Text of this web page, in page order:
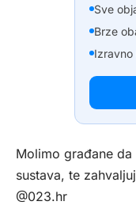
Sve
Brze
Izravno
Molimo građane
sustava, te
@023.hr